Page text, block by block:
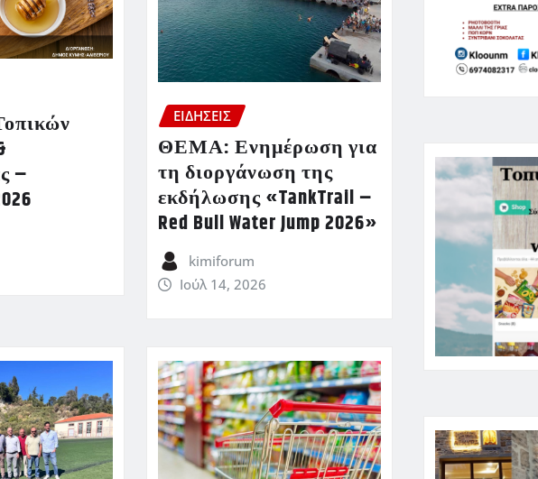
–
ΕΙΔΗΣΕΙΣ
ΘΕΜΑ: Ενημέρωση για
τη διοργάνωση της
εκδήλωσης «TankTrail –
Red Bull Water Jump 2026»
kimiforum
Ιούλ 14, 2026